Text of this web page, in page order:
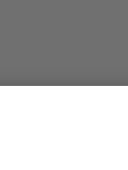
e San Vigilio di
in Plan de